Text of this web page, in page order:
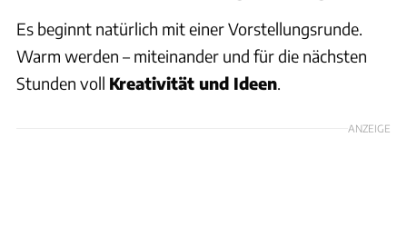
Es beginnt natürlich mit einer Vorstellungsrunde.
Warm werden – miteinander und für die nächsten
Stunden voll Kreativität und Ideen.
ANZEIGE